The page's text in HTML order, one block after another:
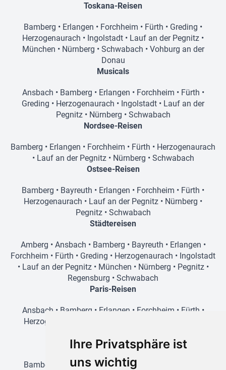
Ihre Privatsphäre ist
uns wichtig
Toskana-Reisen
Bamberg • Erlangen • Forchheim • Fürth • Greding •
Herzogenaurach • Ingolstadt • Lauf an der Pegnitz •
München • Nürnberg • Schwabach • Vohburg an der
Donau
Musicals
Ansbach • Bamberg • Erlangen • Forchheim • Fürth •
Greding • Herzogenaurach • Ingolstadt • Lauf an der
Pegnitz• Nürnberg • Schwabach
Nordsee-Reisen
Bamberg • Erlangen • Forchheim • Fürth • Herzogenaurach
• Lauf an der Pegnitz• Nürnberg • Schwabach
Ostsee-Reisen
Bamberg • Bayreuth • Erlangen • Forchheim • Fürth •
Herzogenaurach • Lauf an der Pegnitz • Nürnberg •
Pegnitz• Schwabach
Städtereisen
Amberg • Ansbach • Bamberg • Bayreuth • Erlangen •
Forchheim • Fürth • Greding • Herzogenaurach • Ingolstadt
• Lauf an der Pegnitz• München • Nürnberg • Pegnitz•
Regensburg • Schwabach
Paris-Reisen
Ansbach • Bamberg • Erlangen • Forchheim • Fürth •
Herzogenaurach
Prag-Reisen
Bamberg Amberg•Erlangen•Forchheim